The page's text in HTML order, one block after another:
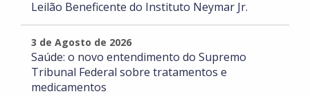
Leilão Beneficente do Instituto Neymar Jr.
3 de Agosto de 2026
Saúde: o novo entendimento do Supremo
Tribunal Federal sobre tratamentos e
medicamentos